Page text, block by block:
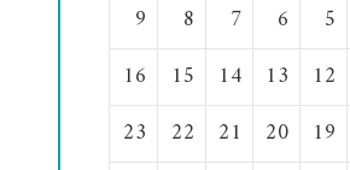
5
6
7
8
9
12
13
14
15
16
19
20
21
22
23